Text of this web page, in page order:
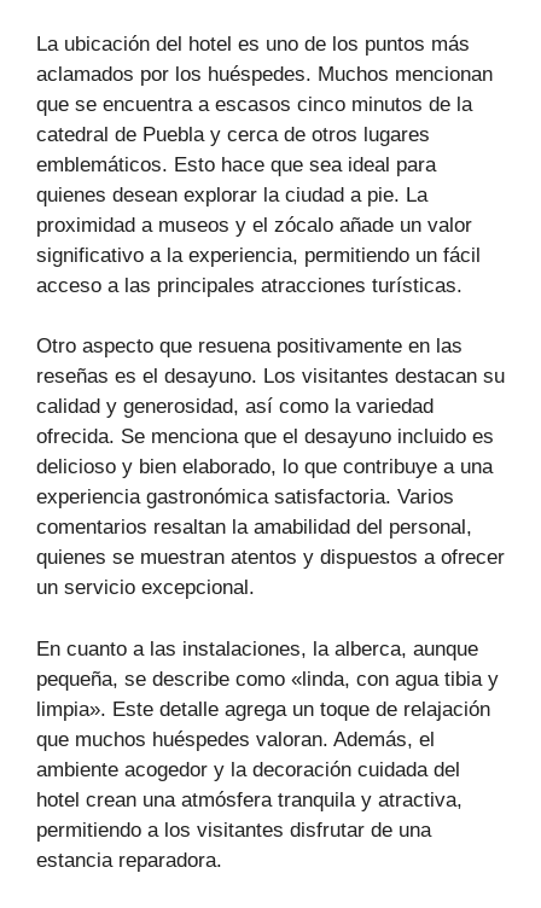
La ubicación del hotel es uno de los puntos más
aclamados por los huéspedes. Muchos mencionan
que se encuentra a escasos cinco minutos de la
catedral de Puebla y cerca de otros lugares
emblemáticos. Esto hace que sea ideal para
quienes desean explorar la ciudad a pie. La
proximidad a museos y el zócalo añade un valor
significativo a la experiencia, permitiendo un fácil
acceso a las principales atracciones turísticas.
Otro aspecto que resuena positivamente en las
reseñas es el desayuno. Los visitantes destacan su
calidad y generosidad, así como la variedad
ofrecida. Se menciona que el desayuno incluido es
delicioso y bien elaborado, lo que contribuye a una
experiencia gastronómica satisfactoria. Varios
comentarios resaltan la amabilidad del personal,
quienes se muestran atentos y dispuestos a ofrecer
un servicio excepcional.
En cuanto a las instalaciones, la alberca, aunque
pequeña, se describe como «linda, con agua tibia y
limpia». Este detalle agrega un toque de relajación
que muchos huéspedes valoran. Además, el
ambiente acogedor y la decoración cuidada del
hotel crean una atmósfera tranquila y atractiva,
permitiendo a los visitantes disfrutar de una
estancia reparadora.